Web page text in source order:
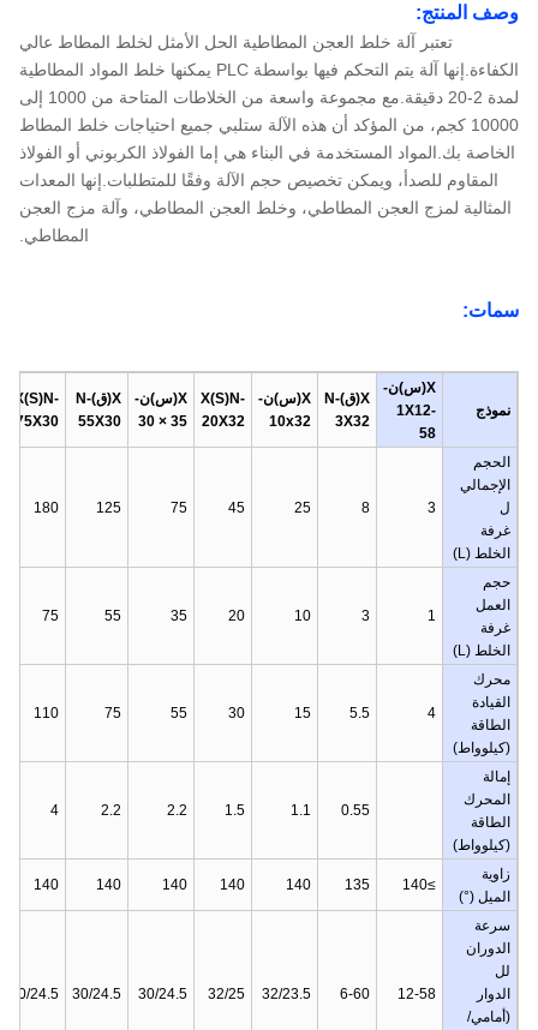
وصف المنتج:
تعتبر آلة خلط العجن المطاطية الحل الأمثل لخلط المطاط عالي
الكفاءة.إنها آلة يتم التحكم فيها بواسطة PLC يمكنها خلط المواد المطاطية
لمدة 2-20 دقيقة.مع مجموعة واسعة من الخلاطات المتاحة من 1000 إلى
10000 كجم، من المؤكد أن هذه الآلة ستلبي جميع احتياجات خلط المطاط
الخاصة بك.المواد المستخدمة في البناء هي إما الفولاذ الكربوني أو الفولاذ
المقاوم للصدأ، ويمكن تخصيص حجم الآلة وفقًا للمتطلبات.إنها المعدات
المثالية لمزج العجن المطاطي، وخلط العجن المطاطي، وآلة مزج العجن
المطاطي.
سمات:
نموذج
X(س)ن-
1X12-
58
X(ق)N-
3X32
X(س)ن-
10x32
X(S)N-
20X32
X(س)ن-
35 × 30
X(ق)N-
55X30
X(S)N-
75X30
الحجم
الإجمالي
ل
غرفة
الخلط (L)
3
8
25
45
75
125
180
حجم
العمل
غرفة
الخلط (L)
1
3
10
20
35
55
75
محرك
القيادة
الطاقة
(كيلوواط)
4
5.5
15
30
55
75
110
إمالة
المحرك
الطاقة
(كيلوواط)
0.55
1.1
1.5
2.2
2.2
4
زاوية
الميل (°)
≥140
135
140
140
140
140
140
سرعة
الدوران
لل
الدوار
(أمامي/
12-58
6-60
32/23.5
32/25
30/24.5
30/24.5
30/24.5